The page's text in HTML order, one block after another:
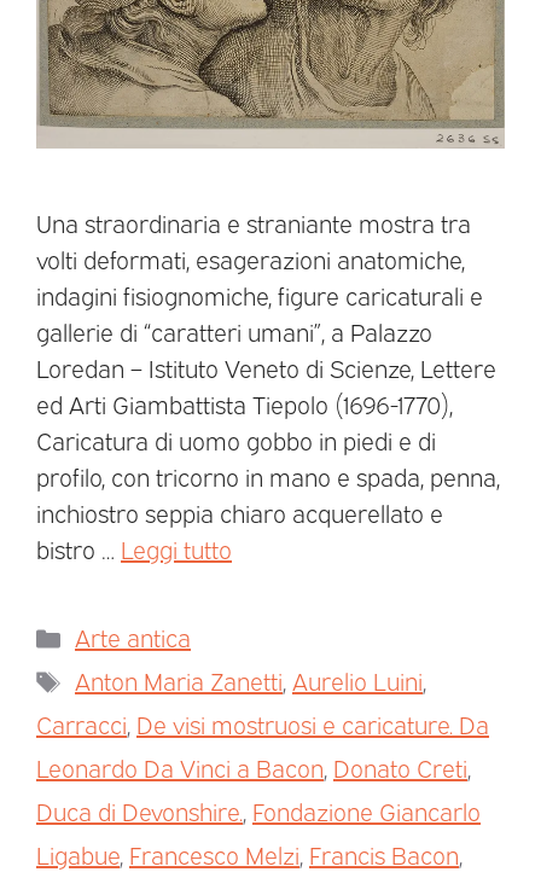
Una straordinaria e straniante mostra tra
volti deformati, esagerazioni anatomiche,
indagini fisiognomiche, figure caricaturali e
gallerie di “caratteri umani”, a Palazzo
Loredan – Istituto Veneto di Scienze, Lettere
ed Arti Giambattista Tiepolo (1696-1770),
Caricatura di uomo gobbo in piedi e di
profilo, con tricorno in mano e spada, penna,
inchiostro seppia chiaro acquerellato e
bistro … Leggi tutto
Arte antica
Anton Maria Zanetti, Aurelio Luini,
Carracci, De visi mostruosi e caricature. Da
Leonardo Da Vinci a Bacon, Donato Creti,
Duca di Devonshire., Fondazione Giancarlo
Ligabue, Francesco Melzi, Francis Bacon,